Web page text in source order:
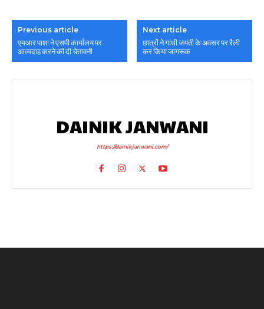
Previous article
एमआर पाशा ने एसपी कार्यालय पर
आत्मदाह करने की दी चेतावनी
Next article
छात्रों ने गांधी जयंती के अवसर पर रैली
कर किया जागरूक
DAINIK JANWANI
https://dainikjanwani.com/